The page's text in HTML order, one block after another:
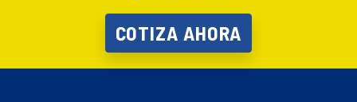
COTIZA AHORA